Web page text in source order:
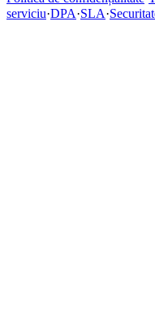
serviciu·DPA·SLA·